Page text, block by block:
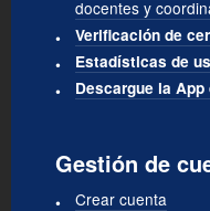
docentes y
Verificación de
Estadísticas de
Descargue la App
Gestión de
Crear cuenta